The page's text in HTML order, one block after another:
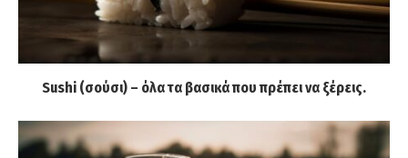
Sushi (σούσι) – όλα τα βασικά που πρέπει να ξέρεις.